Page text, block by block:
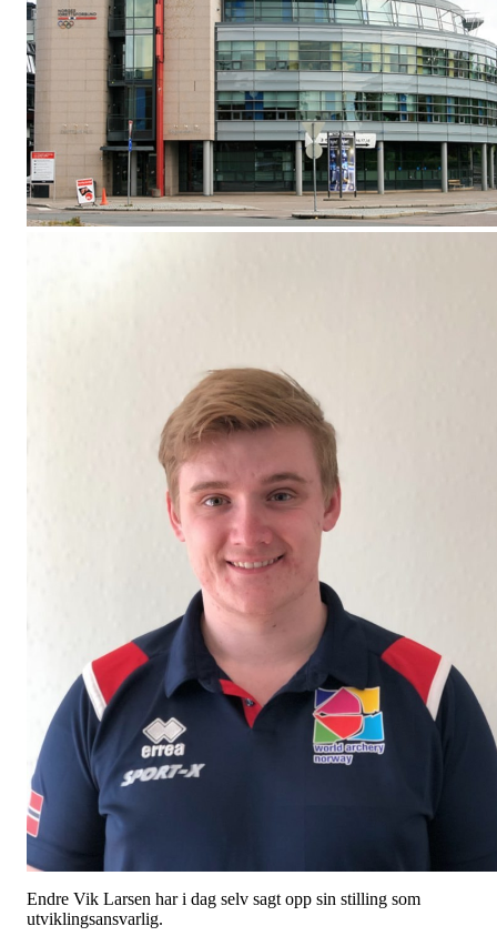
Endre Vik Larsen har i dag selv sagt opp sin stilling som
utviklingsansvarlig.